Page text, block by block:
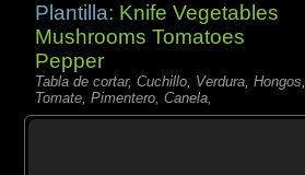
Plantilla: Knife Vegetables
Mushrooms Tomatoes
Pepper
Tabla de cortar, Cuchillo, Verdura, Hongos,
Tomate, Pimentero, Canela,